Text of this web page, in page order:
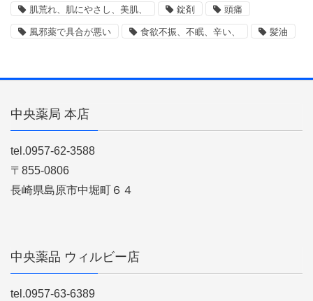
肌荒れ、肌にやさし、美肌、 錠剤 頭痛
風邪薬で具合が悪い 食欲不振、不眠、辛い、 髪油
中央薬局 本店
tel.0957-62-3588
〒855-0806
長崎県島原市中堀町６４
中央薬品 ウィルビー店
tel.0957-63-6389